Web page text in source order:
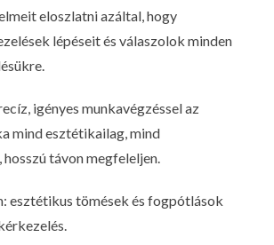
eloszlatni azáltal, hogy
lépéseit és válaszolok minden
igényes munkavégzéssel az
mind esztétikailag, mind
távon megfeleljen.
esztétikus tömések és fogpótlások